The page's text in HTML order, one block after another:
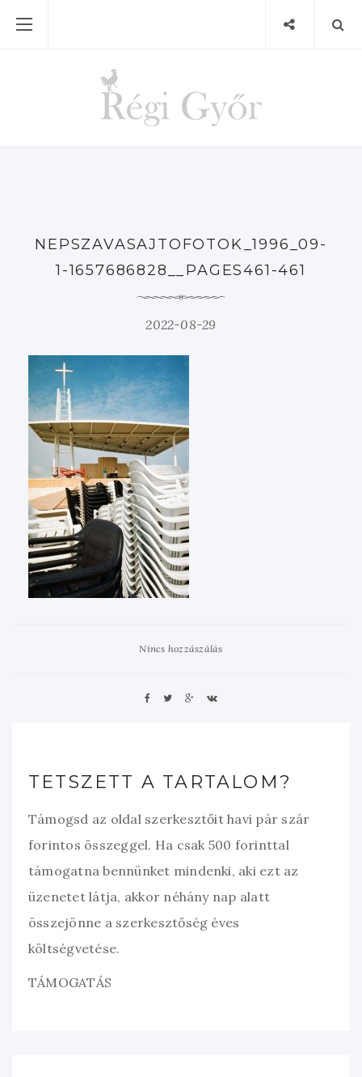
NEPSZAVASAJTOFOTOK_1996_09-
1-1657686828__PAGES461-461
2022-08-29
Nincs hozzászálás
TETSZETT A TARTALOM?
Támogsd az oldal szerkesztőit havi pár szár
forintos összeggel. Ha csak 500 forinttal
támogatna bennünket mindenki, aki ezt az
üzenetet látja, akkor néhány nap alatt
összejönne a szerkesztőség éves
költségvetése.
TÁMOGATÁS